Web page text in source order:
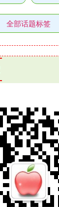
全部话题标签